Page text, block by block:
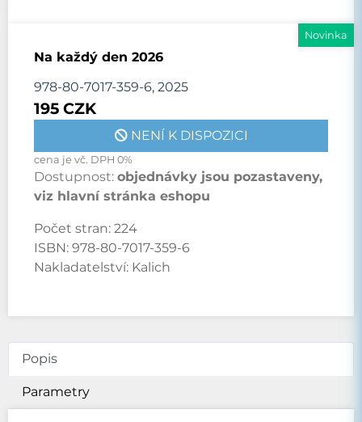
Novinka
Na každý den 2026
978-80-7017-359-6, 2025
195 CZK
NENÍ K DISPOZICI
cena je vč. DPH 0%
Dostupnost: objednávky jsou pozastaveny,
viz hlavní stránka eshopu
Počet stran: 224
ISBN: 978-80-7017-359-6
Nakladatelství: Kalich
Popis
Parametry